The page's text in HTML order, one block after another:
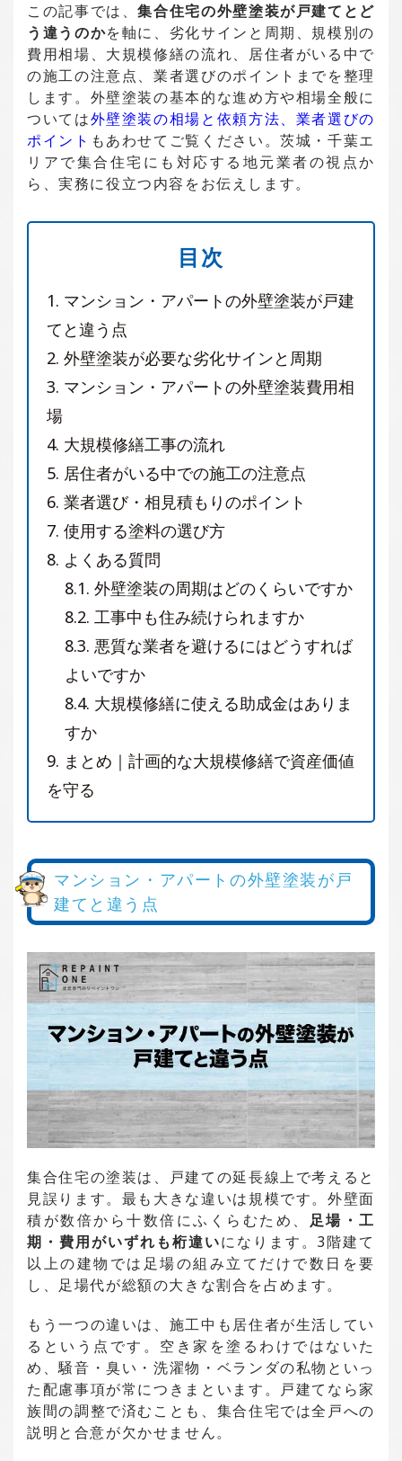
この記事では、集合住宅の外壁塗装が戸建てとど
う違うのかを軸に、劣化サインと周期、規模別の
費用相場、大規模修繕の流れ、居住者がいる中で
の施工の注意点、業者選びのポイントまでを整理
します。外壁塗装の基本的な進め方や相場全般に
ついては外壁塗装の相場と依頼方法、業者選びの
ポイント もあわせてご覧ください。茨城・千葉エ
リアで集合住宅にも対応する地元業者の視点か
ら、実務に役立つ内容をお伝えします。
目次
1. マンション・アパートの外壁塗装が戸建
てと違う点
2. 外壁塗装が必要な劣化サインと周期
3. マンション・アパートの外壁塗装費用相
場
4. 大規模修繕工事の流れ
5. 居住者がいる中での施工の注意点
6. 業者選び・相見積もりのポイント
7. 使用する塗料の選び方
8. よくある質問
8.1. 外壁塗装の周期はどのくらいですか
8.2. 工事中も住み続けられますか
8.3. 悪質な業者を避けるにはどうすれば
よいですか
8.4. 大規模修繕に使える助成金はありま
すか
9. まとめ｜計画的な大規模修繕で資産価値
を守る
マンション・アパートの外壁塗装が戸
建てと違う点
集合住宅の塗装は、戸建ての延長線上で考えると
見誤ります。最も大きな違いは規模です。外壁面
積が数倍から十数倍にふくらむため、 足場・工
期・費用がいずれも桁違いになります。3階建て
以上の建物では足場の組み立てだけで数日を要
し、足場代が総額の大きな割合を占めます。
もう一つの違いは、施工中も居住者が生活してい
るという点です。空き家を塗るわけではないた
め、騒音・臭い・洗濯物・ベランダの私物といっ
た配慮事項が常につきまといます。戸建てなら家
族間の調整で済むことも、集合住宅では全戸への
説明と合意が欠かせません。